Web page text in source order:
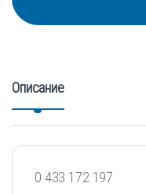
Описание
0 433 172 197